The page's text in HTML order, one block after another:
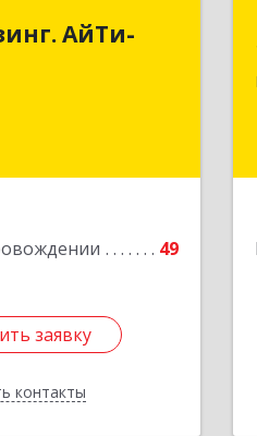
АйТи-
49
заявку
контакты
Консалтинг
обл, Торопец г,
заявку